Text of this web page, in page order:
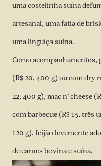
uma costelinha suína
artesanal, uma fatia de
uma linguiça suína.
Como acompanhamentos,
(R$ 20, 400 g) ou com dry
22, 400 g), mac n’ cheese
com barbecue (R$ 15, três
120 g), feijão levemente
de carnes bovina e suína.